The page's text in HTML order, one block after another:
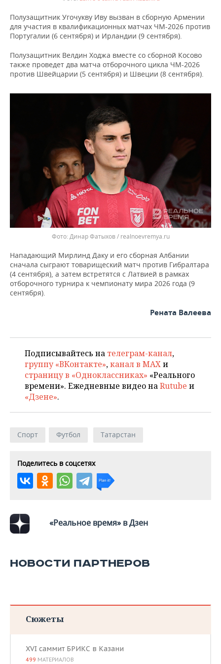
Полузащитник Угочукву Иву вызван в сборную Армении
для участия в квалификационных матчах ЧМ-2026 против
Португалии (6 сентября) и Ирландии (9 сентября).
Полузащитник Велдин Ходжа вместе со сборной Косово
также проведет два матча отборочного цикла ЧМ-2026
против Швейцарии (5 сентября) и Швеции (8 сентября).
Динар Фатыхов / realnoevremya.ru
Нападающий Мирлинд Даку и его сборная Албании
сначала сыграют товарищеский матч против Гибралтара
(4 сентября), а затем встретятся с Латвией в рамках
отборочного турнира к чемпионату мира 2026 года (9
сентября).
Рената Валеева
Подписывайтесь на телеграм-канал,
группу «ВКонтакте»,канал в MAXи
страницу в «Одноклассниках» «Реального
времени». Ежедневные видео наRutube и
«Дзене».
Спорт Футбол Татарстан
Поделитесь в соцсетях
«Реальное время» в Дзен
НОВОСТИ ПАРТНЕРОВ
Сюжеты
XVI саммит БРИКС в Казани
499 МАТЕРИАЛОВ